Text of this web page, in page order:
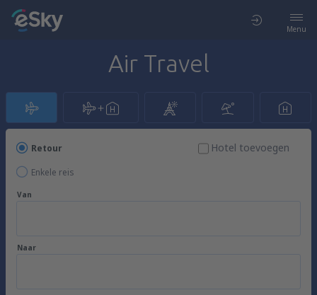
Menu
Air Travel
Retour
Enkele reis
Hotel toevoegen
Van
Naar